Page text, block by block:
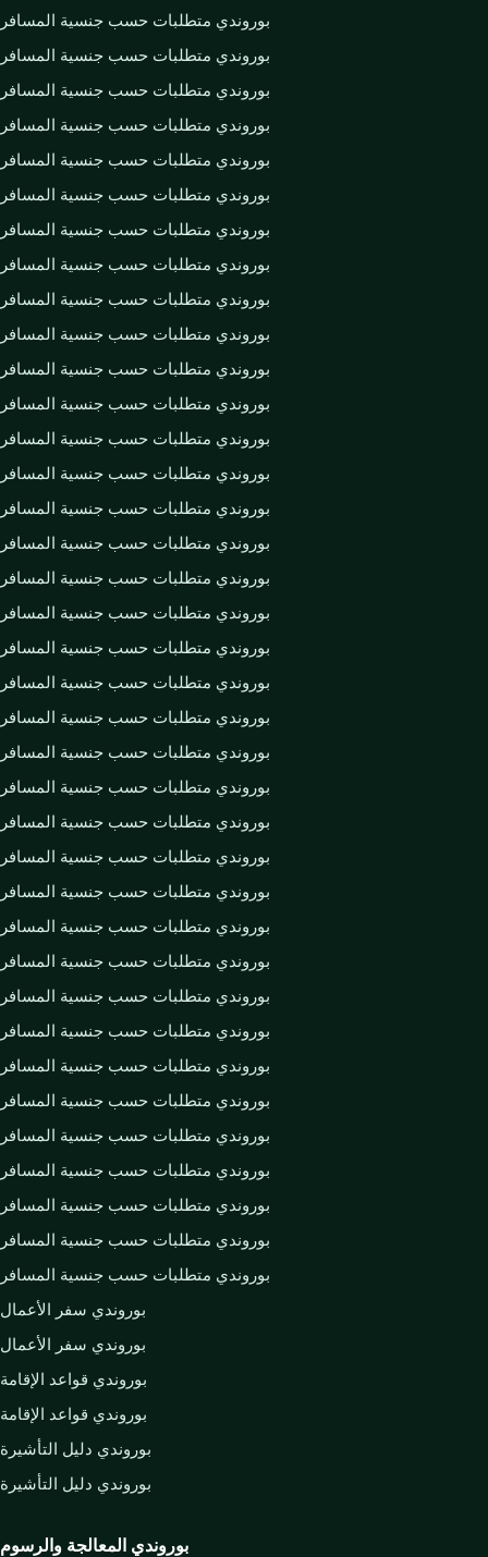
بوروندي متطلبات حسب جنسية المسافر
بوروندي متطلبات حسب جنسية المسافر
بوروندي متطلبات حسب جنسية المسافر
بوروندي متطلبات حسب جنسية المسافر
بوروندي متطلبات حسب جنسية المسافر
بوروندي متطلبات حسب جنسية المسافر
بوروندي متطلبات حسب جنسية المسافر
بوروندي متطلبات حسب جنسية المسافر
بوروندي متطلبات حسب جنسية المسافر
بوروندي متطلبات حسب جنسية المسافر
بوروندي متطلبات حسب جنسية المسافر
بوروندي متطلبات حسب جنسية المسافر
بوروندي متطلبات حسب جنسية المسافر
بوروندي متطلبات حسب جنسية المسافر
بوروندي متطلبات حسب جنسية المسافر
بوروندي متطلبات حسب جنسية المسافر
بوروندي متطلبات حسب جنسية المسافر
بوروندي متطلبات حسب جنسية المسافر
بوروندي متطلبات حسب جنسية المسافر
بوروندي متطلبات حسب جنسية المسافر
بوروندي متطلبات حسب جنسية المسافر
بوروندي متطلبات حسب جنسية المسافر
بوروندي متطلبات حسب جنسية المسافر
بوروندي متطلبات حسب جنسية المسافر
بوروندي متطلبات حسب جنسية المسافر
بوروندي متطلبات حسب جنسية المسافر
بوروندي متطلبات حسب جنسية المسافر
بوروندي متطلبات حسب جنسية المسافر
بوروندي متطلبات حسب جنسية المسافر
بوروندي متطلبات حسب جنسية المسافر
بوروندي متطلبات حسب جنسية المسافر
بوروندي متطلبات حسب جنسية المسافر
بوروندي متطلبات حسب جنسية المسافر
بوروندي متطلبات حسب جنسية المسافر
بوروندي متطلبات حسب جنسية المسافر
بوروندي متطلبات حسب جنسية المسافر
بوروندي متطلبات حسب جنسية المسافر
بوروندي سفر الأعمال
بوروندي سفر الأعمال
بوروندي قواعد الإقامة
بوروندي قواعد الإقامة
بوروندي دليل التأشيرة
بوروندي دليل التأشيرة
بوروندي المعالجة والرسوم